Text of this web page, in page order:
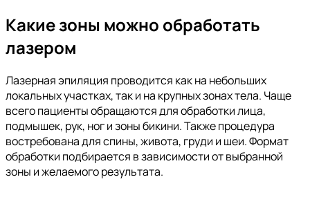
Какие зоны можно обработать
лазером
Лазерная эпиляция проводится как на небольших
локальных участках, так и на крупных зонах тела. Чаще
всего пациенты обращаются для обработки лица,
подмышек, рук, ног и зоны бикини. Также процедура
востребована для спины, живота, груди и шеи. Формат
обработки подбирается в зависимости от выбранной
зоны и желаемого результата.